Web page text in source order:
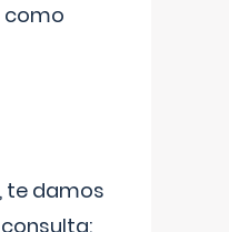
como
te damos